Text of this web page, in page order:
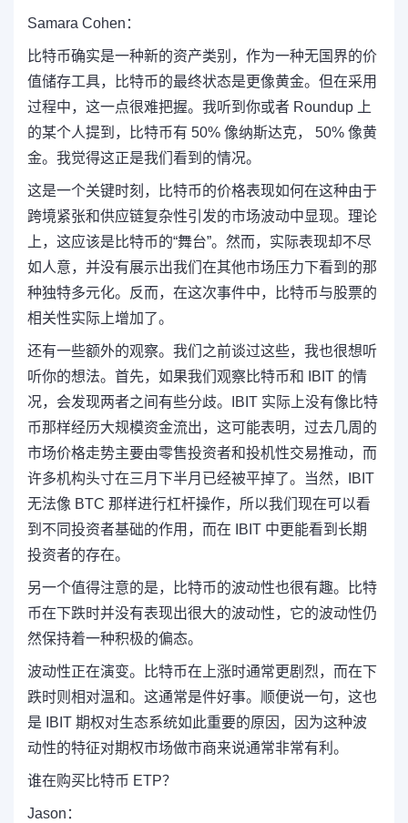
Samara Cohen：
比特币确实是一种新的资产类别，作为一种无国界的价
值储存工具，比特币的最终状态是更像黄金。但在采用
过程中，这一点很难把握。我听到你或者 Roundup 上
的某个人提到，比特币有 50% 像纳斯达克， 50% 像黄
金。我觉得这正是我们看到的情况。
这是一个关键时刻，比特币的价格表现如何在这种由于
跨境紧张和供应链复杂性引发的市场波动中显现。理论
上，这应该是比特币的“舞台”。然而，实际表现却不尽
如人意，并没有展示出我们在其他市场压力下看到的那
种独特多元化。反而，在这次事件中，比特币与股票的
相关性实际上增加了。
还有一些额外的观察。我们之前谈过这些，我也很想听
听你的想法。首先，如果我们观察比特币和 IBIT 的情
况，会发现两者之间有些分歧。IBIT 实际上没有像比特
币那样经历大规模资金流出，这可能表明，过去几周的
市场价格走势主要由零售投资者和投机性交易推动，而
许多机构头寸在三月下半月已经被平掉了。当然，IBIT
无法像 BTC 那样进行杠杆操作，所以我们现在可以看
到不同投资者基础的作用，而在 IBIT 中更能看到长期
投资者的存在。
另一个值得注意的是，比特币的波动性也很有趣。比特
币在下跌时并没有表现出很大的波动性，它的波动性仍
然保持着一种积极的偏态。
波动性正在演变。比特币在上涨时通常更剧烈，而在下
跌时则相对温和。这通常是件好事。顺便说一句，这也
是 IBIT 期权对生态系统如此重要的原因，因为这种波
动性的特征对期权市场做市商来说通常非常有利。
谁在购买比特币 ETP？
Jason：